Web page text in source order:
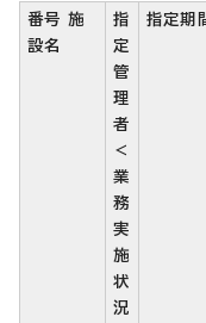
番号 施
設名
指
定
管
理
者
＜
業
務
実
施
状
況
指定期